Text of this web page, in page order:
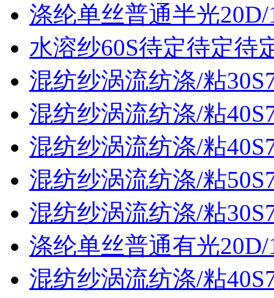
涤纶单丝普通半光20D/
水溶纱60S待定待定待
混纺纱涡流纺涤/粘
混纺纱涡流纺涤/粘
混纺纱涡流纺涤/粘
混纺纱涡流纺涤/粘
混纺纱涡流纺涤/粘
涤纶单丝普通有光20D/
混纺纱涡流纺涤/粘